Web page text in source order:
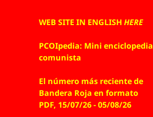
WEB SITE IN ENGLISHHERE
PCOIpedia: Mini enciclopedia
comunista
El número más reciente de
Bandera Roja en formato
PDF, 15/07/26 - 05/08/26